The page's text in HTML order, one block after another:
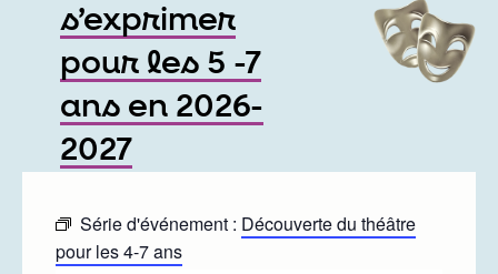
s’exprimer
pour les 5 -7
ans en 2026-
2027
Série d'événement : Découverte du théâtre
pour les 4-7 ans